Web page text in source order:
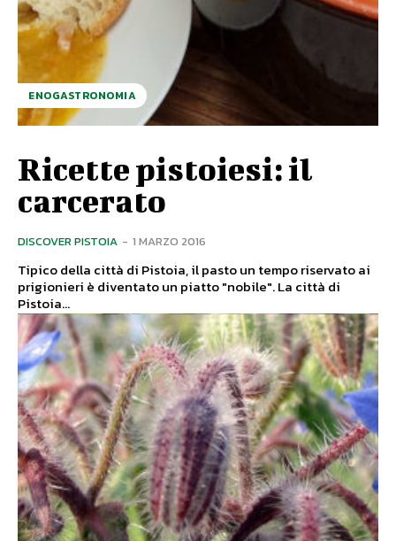
ENOGASTRONOMIA
Ricette pistoiesi: il
carcerato
DISCOVER PISTOIA - 1 MARZO 2016
Tipico della città di Pistoia, il pasto un tempo riservato ai
prigionieri è diventato un piatto "nobile". La città di
Pistoia...